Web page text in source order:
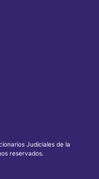
Judiciales de la
reservados.